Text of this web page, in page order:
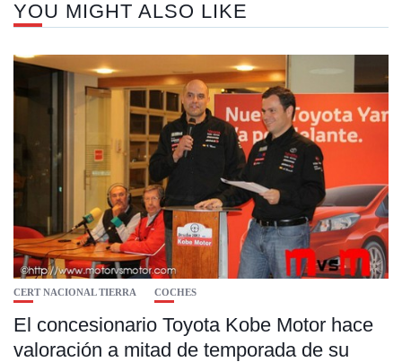
YOU MIGHT ALSO LIKE
CERT NACIONAL TIERRA COCHES
El concesionario Toyota Kobe Motor hace
valoración a mitad de temporada de su